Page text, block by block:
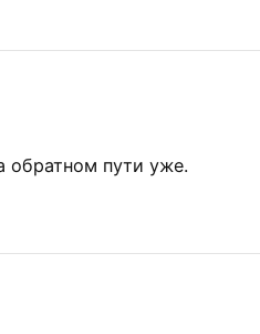
обратном пути уже.